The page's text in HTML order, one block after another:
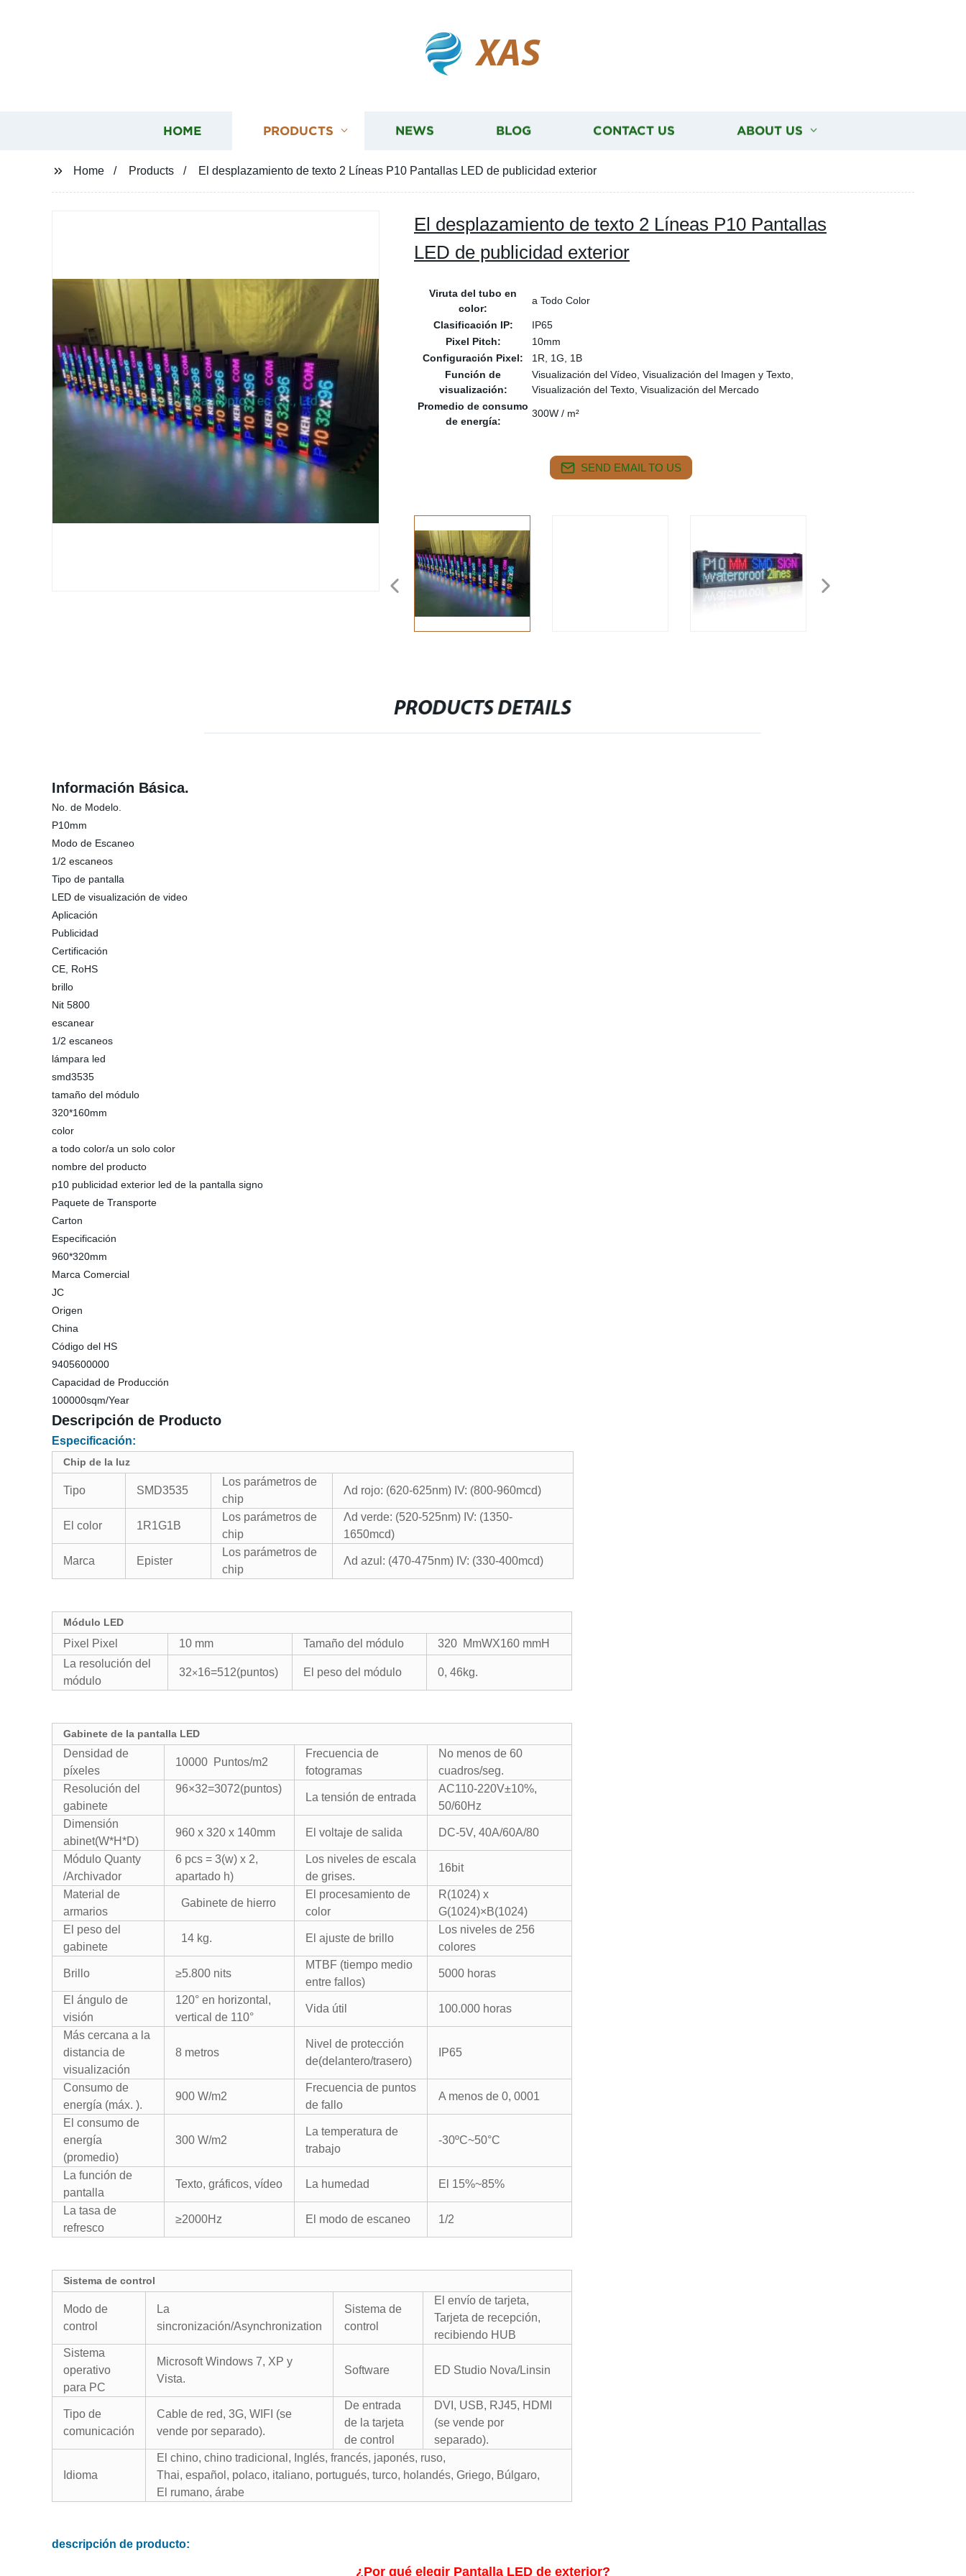
XAS
HOME PRODUCTS NEWS BLOG CONTACT US ABOUT US
Home Products El desplazamiento de texto 2 Líneas P10 Pantallas LED de publicidad exterior
El desplazamiento de texto 2 Líneas P10 Pantallas
LED de publicidad exterior
Viruta del tubo en
color:
a Todo Color
Clasificación IP:
IP65
Pixel Pitch:
10mm
Configuración Pixel:
1R, 1G, 1B
Función de
visualización:
Visualización del Vídeo, Visualización del Imagen y Texto,
Visualización del Texto, Visualización del Mercado
Promedio de consumo
de energía:
300W / m²
SEND EMAIL TO US
PRODUCTS DETAILS
Información Básica.
No. de Modelo.
P10mm
Modo de Escaneo
1/2 escaneos
Tipo de pantalla
LED de visualización de video
Aplicación
Publicidad
Certificación
CE, RoHS
brillo
Nit 5800
escanear
1/2 escaneos
lámpara led
smd3535
tamaño del módulo
320*160mm
color
a todo color/a un solo color
nombre del producto
p10 publicidad exterior led de la pantalla signo
Paquete de Transporte
Carton
Especificación
960*320mm
Marca Comercial
JC
Origen
China
Código del HS
9405600000
Capacidad de Producción
100000sqm/Year
Descripción de Producto
Especificación:
Chip de la luz
Tipo SMD3535
Los parámetros de
chip
Λd rojo: (620-625nm) IV: (800-960mcd)
El color 1R1G1B
Los parámetros de
chip
Λd verde: (520-525nm) IV: (1350-
1650mcd)
Marca Epister
Los parámetros de
chip
Λd azul: (470-475nm) IV: (330-400mcd)
Módulo LED
Pixel Pixel 10 mm Tamaño del módulo
320 MmWX160 mmH
La resolución del
módulo
32×16=512(puntos) El peso del módulo 0, 46kg.
Gabinete de la pantalla LED
Densidad de
píxeles
10000 Puntos/m2
Frecuencia de
fotogramas
No menos de 60
cuadros/seg.
Resolución del
gabinete
96×32=3072(puntos)
La tensión de entrada
AC110-220V±10%,
50/60Hz
Dimensión
abinet(W*H*D)
960 x 320 x 140mm El voltaje de salida DC-5V, 40A/60A/80
Módulo Quanty
/Archivador
6 pcs = 3(w) x 2,
apartado h)
Los niveles de escala
de grises.
16bit
Material de
armarios
Gabinete de hierro
El procesamiento de
color
R(1024) x
G(1024)×B(1024)
El peso del
gabinete
14 kg. El ajuste de brillo
Los niveles de 256
colores
Brillo ≥5.800 nits
MTBF (tiempo medio
entre fallos)
5000 horas
El ángulo de
visión
120° en horizontal,
vertical de 110°
Vida útil 100.000 horas
Más cercana a la
distancia de
visualización
8 metros
Nivel de protección
de(delantero/trasero)
IP65
Consumo de
energía (máx. ).
900 W/m2
Frecuencia de puntos
de fallo
A menos de 0, 0001
El consumo de
energía
(promedio)
300 W/m2
La temperatura de
trabajo
-30ºC~50°C
La función de
pantalla
Texto, gráficos, vídeo La humedad El 15%~85%
La tasa de
refresco
≥2000Hz El modo de escaneo 1/2
Sistema de control
Modo de
control
La
sincronización/Asynchronization
Sistema de
control
El envío de tarjeta,
Tarjeta de recepción,
recibiendo HUB
Sistema
operativo
para PC
Microsoft Windows 7, XP y
Vista.
Software ED Studio Nova/Linsin
Tipo de
comunicación
Cable de red, 3G, WIFI (se
vende por separado).
De entrada
de la tarjeta
de control
DVI, USB, RJ45, HDMI
(se vende por
separado).
Idioma
El chino, chino tradicional, Inglés, francés, japonés, ruso,
Thai, español, polaco, italiano, portugués, turco, holandés, Griego, Búlgaro,
El rumano, árabe
descripción de producto:
¿Por qué elegir Pantalla LED de exterior?